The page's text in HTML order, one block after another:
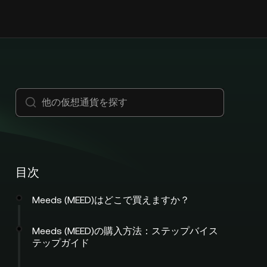
目次
Meeds (MEED)はどこで買えますか？
Meeds (MEED)の購入方法：ステップバイス
テップガイド